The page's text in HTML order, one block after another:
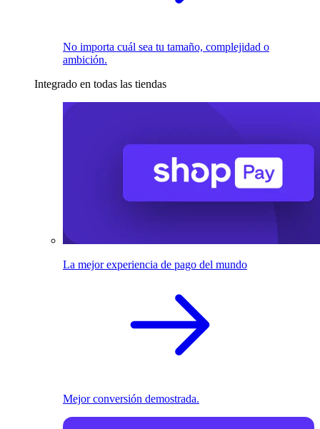
No importa cuál sea tu tamaño, complejidad o
ambición.
Integrado en todas las tiendas
La mejor experiencia de pago del mundo
Mejor conversión demostrada.